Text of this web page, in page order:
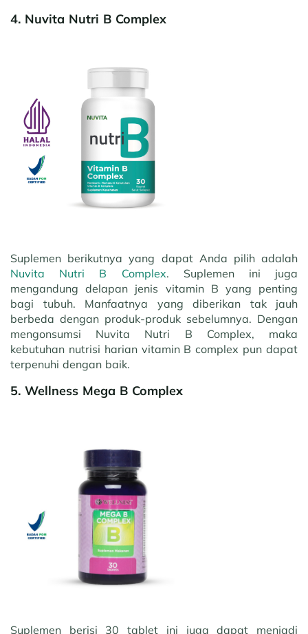
4. Nuvita Nutri B Complex
Suplemen berikutnya yang dapat Anda pilih adalah
Nuvita Nutri B Complex. Suplemen ini juga
mengandung delapan jenis vitamin B yang penting
bagi tubuh. Manfaatnya yang diberikan tak jauh
berbeda dengan produk-produk sebelumnya. Dengan
mengonsumsi Nuvita Nutri B Complex, maka
kebutuhan nutrisi harian vitamin B complex pun dapat
terpenuhi dengan baik.
5. Wellness Mega B Complex
Suplemen berisi 30 tablet ini juga dapat menjadi